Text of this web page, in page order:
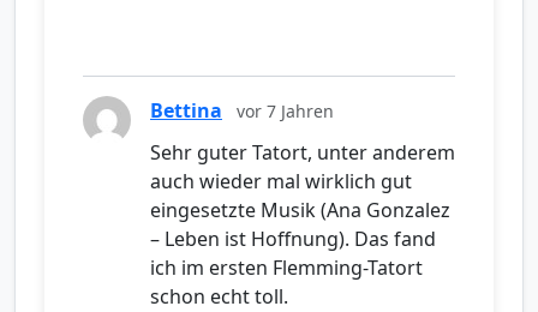
Bettina vor 7 Jahren
Sehr guter Tatort, unter anderem
auch wieder mal wirklich gut
eingesetzte Musik (Ana Gonzalez
– Leben ist Hoffnung). Das fand
ich im ersten Flemming-Tatort
schon echt toll.